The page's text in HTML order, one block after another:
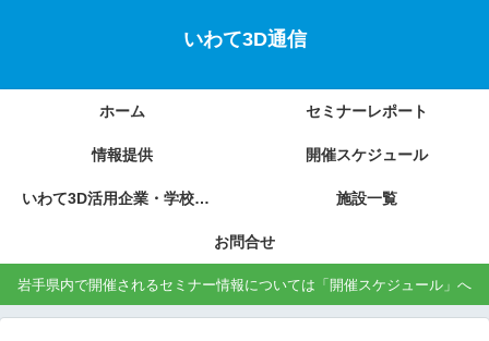
いわて3D通信
ホーム セミナーレポート
情報提供 開催スケジュール
いわて3D活用企業・学校の紹介 施設一覧
お問合せ
岩手県内で開催されるセミナー情報については「開催スケジュール」へ